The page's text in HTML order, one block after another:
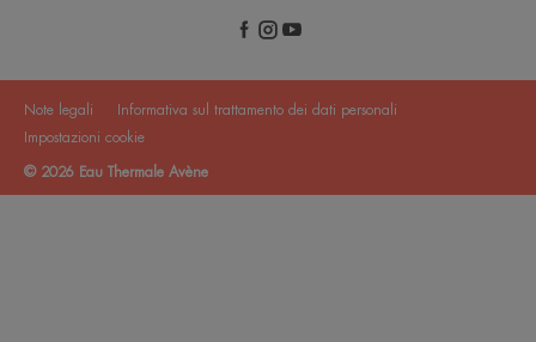
Note legali
Informativa sul trattamento dei dati personali
Impostazioni cookie
© 2026 Eau Thermale Avène